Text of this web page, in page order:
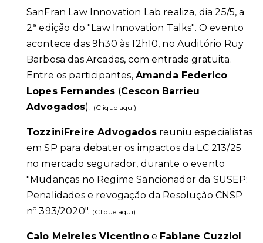
SanFran Law Innovation Lab realiza, dia 25/5, a
2ª edição do "Law Innovation Talks". O evento
acontece das 9h30 às 12h10, no Auditório Ruy
Barbosa das Arcadas, com entrada gratuita.
Entre os participantes, Amanda Federico
Lopes Fernandes (Cescon Barrieu
Advogados). (Clique aqui)
TozziniFreire Advogadosreuniu especialistas
em SP para debater os impactos da LC 213/25
no mercado segurador, durante o evento
"Mudanças no Regime Sancionador da SUSEP:
Penalidades e revogação da Resolução CNSP
nº 393/2020". (Clique aqui)
Caio Meireles Vicentinoe Fabiane Cuzziol